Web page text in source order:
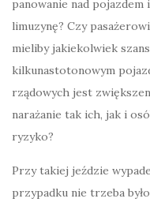
panowanie nad pojazdem
limuzynę? Czy
mieliby jakiekolwiek
kilkunastotonowym
rządowych jest
narażanie tak ich, jak i
ryzyko?
Przy takiej jeździe
przypadku nie trzeba